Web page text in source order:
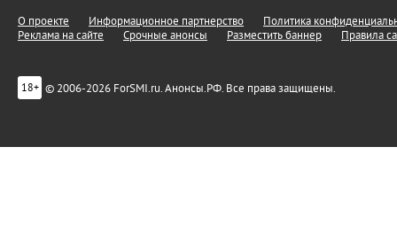
О проекте Информационное партнерство
Политика
Реклама на сайте
Срочные анонсы Разместить баннер Правила
18+ © 2006-2026 ForSMI.ru. Анонсы.РФ. Все права защищены.